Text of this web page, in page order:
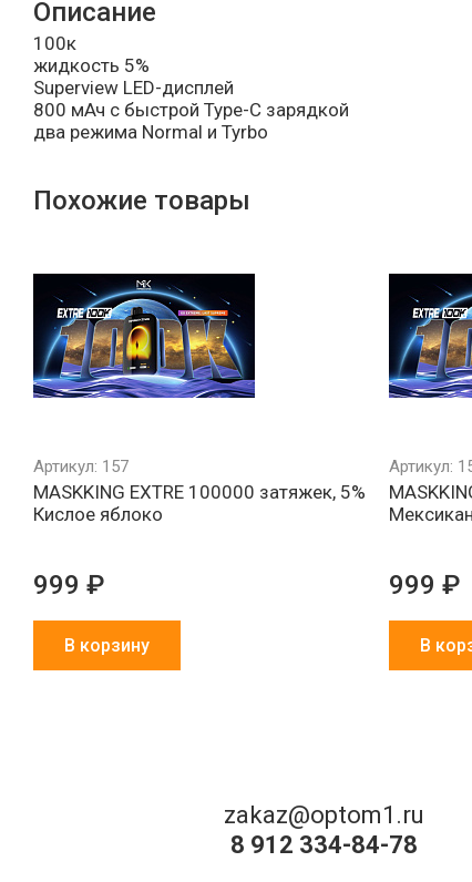
Описание
100к
жидкость 5%
Superview LED-дисплей
800 мАч с быстрой Type-C зарядкой
два режима Normal и Tyrbo
Похожие товары
Артикул: 157
MASKKING EXTRE 100000 затяжек, 5%
Кислое яблоко
999 ₽
В корзину
Артикул:
999 ₽
В
zakaz@optom1.ru
8 912 334-84-78